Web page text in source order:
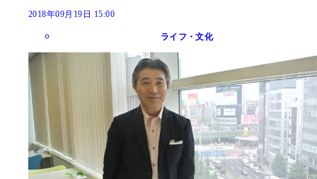
2018年09月19日 15:00
ライフ・文化